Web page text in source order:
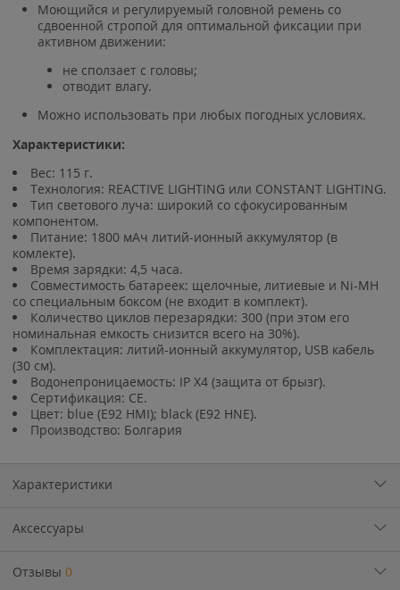
Моющийся и регулируемый головной ремень со
сдвоенной стропой для оптимальной фиксации при
активном движении:
не сползает с головы;
отводит влагу.
Можно использовать при любых погодных условиях.
Характеристики:
Вес: 115 г.
Технология: REACTIVE LIGHTING или CONSTANT LIGHTING.
Тип светового луча: широкий со сфокусированным
компонентом.
Питание: 1800 мАч литий-ионный аккумулятор (в
комлекте).
Время зарядки: 4,5 часа.
Совместимость батареек: щелочные, литиевые и Ni-MH
со специальным боксом (не входит в комплект).
Количество циклов перезарядки: 300 (при этом его
номинальная емкость снизится всего на 30%).
Комплектация: литий-ионный аккумулятор, USB кабель
(30 см).
Водонепроницаемость: IP X4 (защита от брызг).
Сертификация: CE.
Цвет: blue (E92 HMI); black (E92 HNE).
Производство: Болгария
Характеристики
Аксессуары
Отзывы 0